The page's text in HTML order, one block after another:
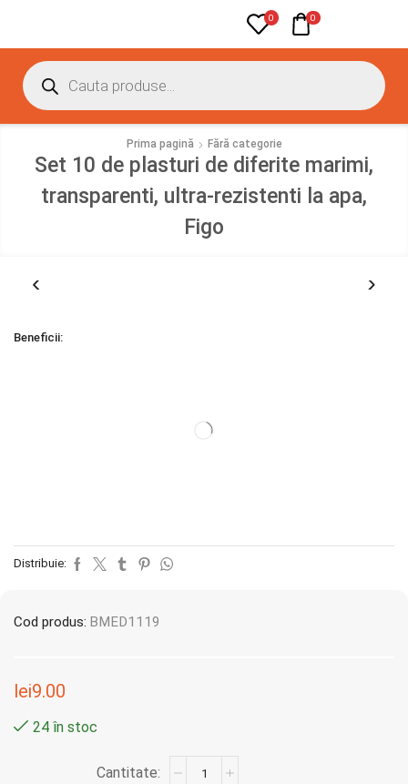
0 0
Prima pagină Fără categorie
Set 10 de plasturi de diferite marimi,
transparenti, ultra-rezistenti la apa,
Figo
Beneficii:
Distribuie:
Cod produs: BMED1119
lei9.00
24 în stoc